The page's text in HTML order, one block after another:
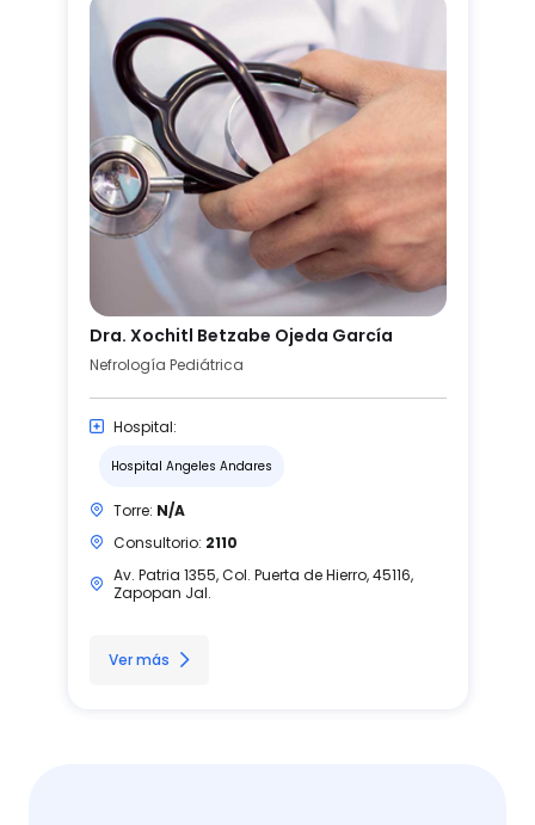
Dra. Xochitl Betzabe Ojeda García
Nefrología Pediátrica
Hospital:
Hospital Angeles Andares
Torre: N/A
Consultorio: 2110
Av. Patria 1355, Col. Puerta de Hierro, 45116,
Zapopan Jal.
Ver más